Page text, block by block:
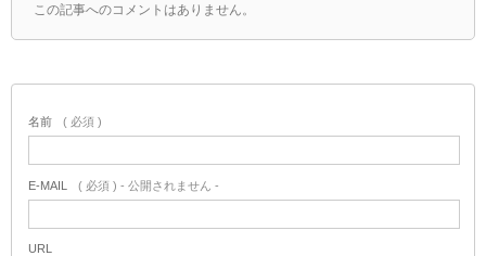
この記事へのコメントはありません。
名前 ( 必須 )
E-MAIL ( 必須 ) - 公開されません -
URL